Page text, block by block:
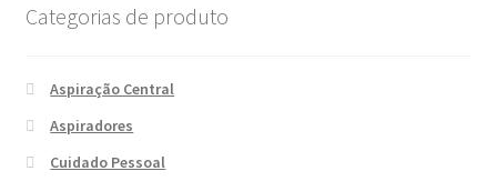
Categorias de produto
Aspiração Central
Aspiradores
Cuidado Pessoal